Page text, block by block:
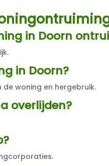
in Doorn
in Doorn?
woning en hergebruik.
overlijden?